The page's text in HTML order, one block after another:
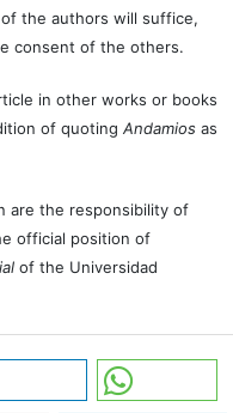
the authors will suffice,
consent of the others.
in other works or books
of quoting Andamiosas
are the responsibility of
official position of
of the Universidad